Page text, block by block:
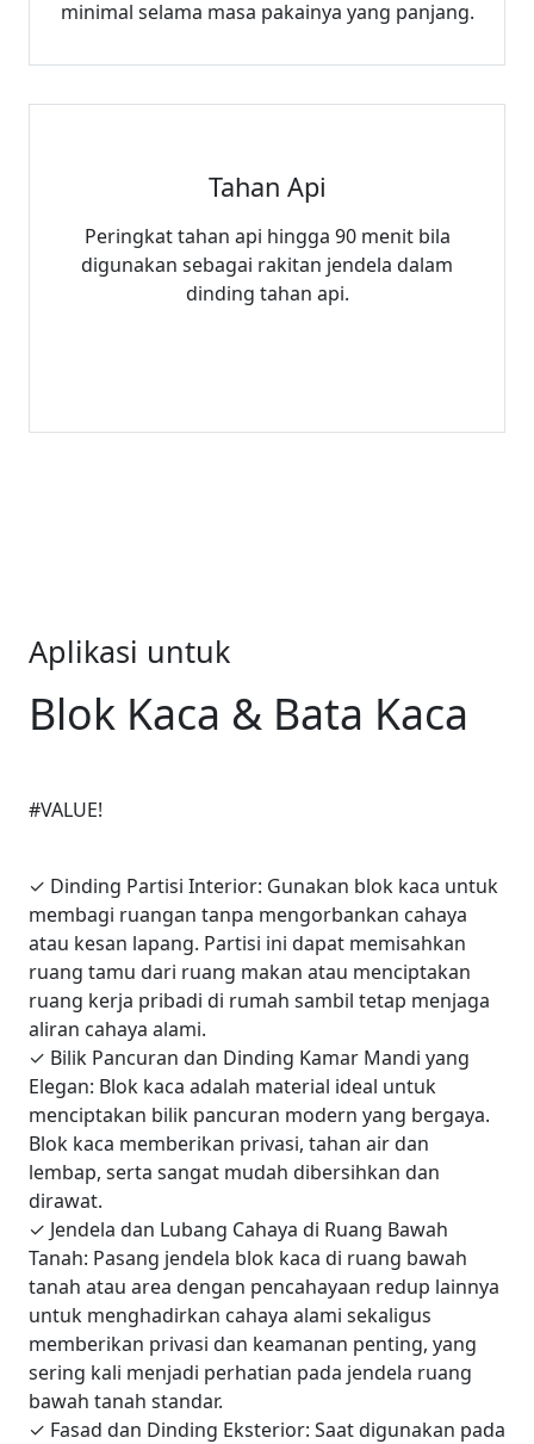
minimal selama masa pakainya yang panjang.
Tahan Api
Peringkat tahan api hingga 90 menit bila
digunakan sebagai rakitan jendela dalam
dinding tahan api.
Aplikasi untuk
Blok Kaca & Bata Kaca
#VALUE!
✓ Dinding Partisi Interior: Gunakan blok kaca untuk
membagi ruangan tanpa mengorbankan cahaya
atau kesan lapang. Partisi ini dapat memisahkan
ruang tamu dari ruang makan atau menciptakan
ruang kerja pribadi di rumah sambil tetap menjaga
aliran cahaya alami.
✓ Bilik Pancuran dan Dinding Kamar Mandi yang
Elegan: Blok kaca adalah material ideal untuk
menciptakan bilik pancuran modern yang bergaya.
Blok kaca memberikan privasi, tahan air dan
lembap, serta sangat mudah dibersihkan dan
dirawat.
✓ Jendela dan Lubang Cahaya di Ruang Bawah
Tanah: Pasang jendela blok kaca di ruang bawah
tanah atau area dengan pencahayaan redup lainnya
untuk menghadirkan cahaya alami sekaligus
memberikan privasi dan keamanan penting, yang
sering kali menjadi perhatian pada jendela ruang
bawah tanah standar.
✓ Fasad dan Dinding Eksterior: Saat digunakan pada